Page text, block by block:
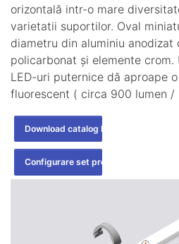
orizontală intr-o mare
varietatii suportilor. Oval
diametru din aluminiu anodizat
policarbonat și elemente crom.
LED-uri puternice dă aproape
fluorescent ( circa 900 lumen /
Download catalog PDF >>
Configurare set profil >>